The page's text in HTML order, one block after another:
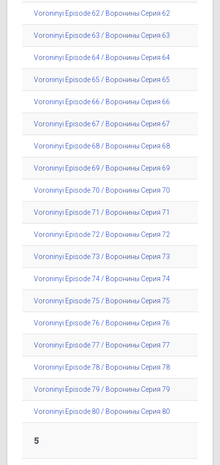
Voroninyi Episode 62 / Воронины Серия 62
Voroninyi Episode 63 / Воронины Серия 63
Voroninyi Episode 64 / Воронины Серия 64
Voroninyi Episode 65 / Воронины Серия 65
Voroninyi Episode 66 / Воронины Серия 66
Voroninyi Episode 67 / Воронины Серия 67
Voroninyi Episode 68 / Воронины Серия 68
Voroninyi Episode 69 / Воронины Серия 69
Voroninyi Episode 70 / Воронины Серия 70
Voroninyi Episode 71 / Воронины Серия 71
Voroninyi Episode 72 / Воронины Серия 72
Voroninyi Episode 73 / Воронины Серия 73
Voroninyi Episode 74 / Воронины Серия 74
Voroninyi Episode 75 / Воронины Серия 75
Voroninyi Episode 76 / Воронины Серия 76
Voroninyi Episode 77 / Воронины Серия 77
Voroninyi Episode 78 / Воронины Серия 78
Voroninyi Episode 79 / Воронины Серия 79
Voroninyi Episode 80 / Воронины Серия 80
5